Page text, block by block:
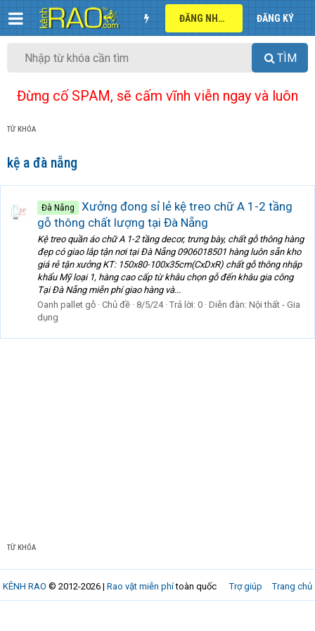
ĐĂNG NHẬP ĐĂNG KÝ
TÌM
Đừng cố SPAM, sẽ cấm vĩnh viễn ngay và luôn
TỪ KHÓA
kệ a đà nẵng
Đà Nẵng
Xưởng đong sỉ lẻ kệ treo chữ A 1-2 tầng
gỗ thông chất lượng tại Đà Nẵng
Kệ treo quần áo chữ A 1-2 tầng decor, trưng bày, chất gỗ thông hàng
đẹp có giao lắp tận nơi tại Đà Nẵng 0906018501 hàng luôn sẵn kho
giá rẻ tận xưởng KT: 150x80-100x35cm(CxDxR) chất gỗ thông nhập
khẩu Mỹ loại 1, hàng cao cấp từ khâu chọn gỗ đến khâu gia công
Tại Đà Nẵng miễn phí giao hàng và...
Oanh pallet gỗ Chủ đề 8/5/24 Trả lời: 0 Diễn đàn: Nội thất - Gia
dụng
TỪ KHÓA
Trợ giúp Trang chủ
KÊNH RAO © 2012-2026 | Rao vặt miễn phítoàn quốc